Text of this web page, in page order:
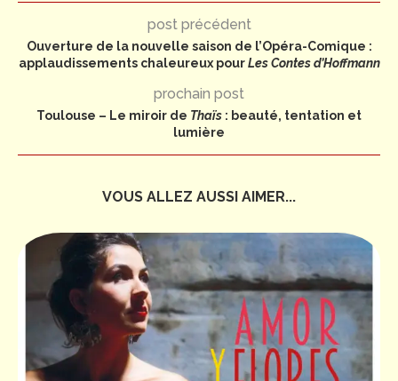
post précédent
Ouverture de la nouvelle saison de l’Opéra-Comique :
applaudissements chaleureux pourLes Contes d’Hoffmann
prochain post
Toulouse – Le miroir de Thaïs : beauté, tentation et
lumière
VOUS ALLEZ AUSSI AIMER...